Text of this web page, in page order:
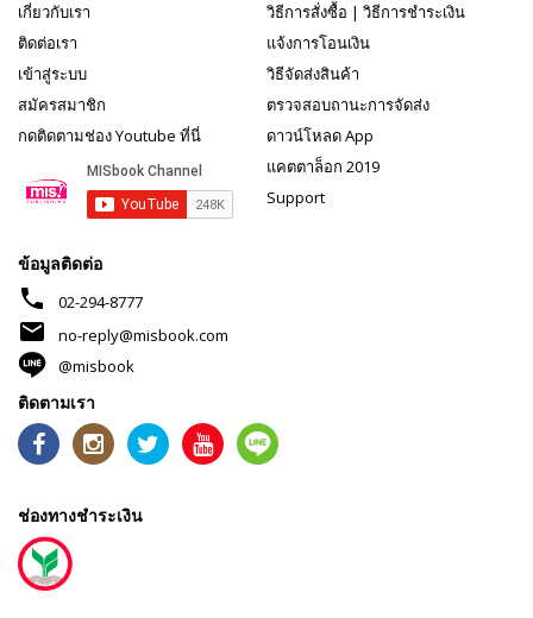
เกี่ยวกับเรา
ติดต่อเรา
เข้าสู่ระบบ
สมัครสมาชิก
กดติดตามช่อง Youtube ที่นี่
วิธีการสั่งซื้อ | วิธีการชำระเงิน
แจ้งการโอนเงิน
วิธีจัดส่งสินค้า
ตรวจสอบถานะการจัดส่ง
ดาวน์โหลด App
แคตตาล็อก 2019
Support
ข้อมูลติดต่อ
phone 02-294-8777
mail
no-reply@misbook.com
@misbook
ติดตามเรา
ช่องทางชำระเงิน